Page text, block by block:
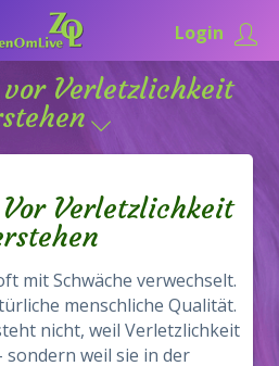
Login
vor Verletzlichkeit
Verletzlichkeit
mit Schwäche verwechselt.
menschliche Qualität.
nicht, weil Verletzlichkeit
sondern weil sie in der